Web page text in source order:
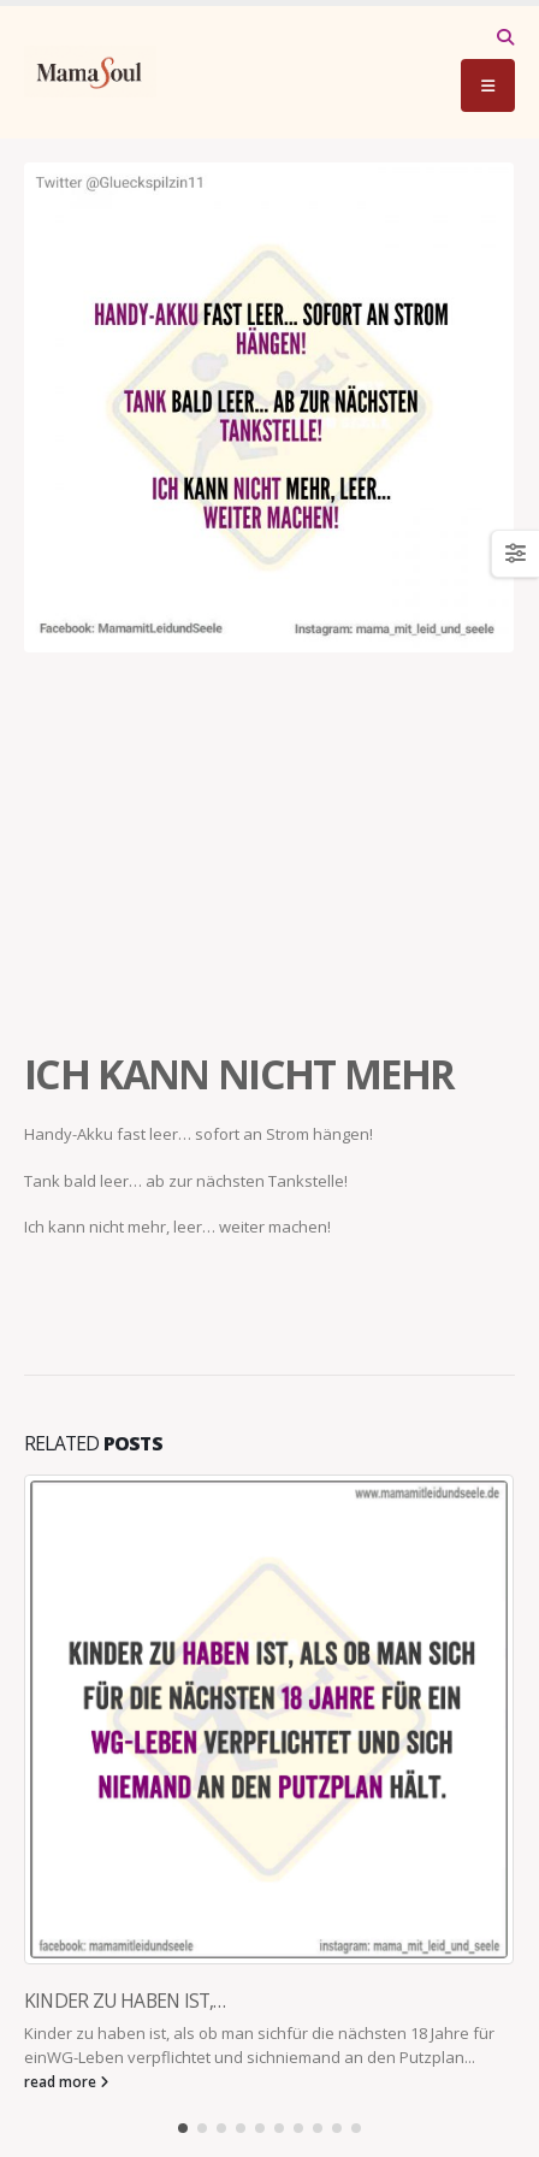
ICH KANN NICHT MEHR
Handy-Akku fast leer… sofort an Strom hängen!
Tank bald leer… ab zur nächsten Tankstelle!
Ich kann nicht mehr, leer… weiter machen!
RELATED POSTS
für
BIS ICH IHM SAGE…
Der 4jährige meckert, weil er sein grünes Superhelden-
möchte. Wie lange soll ich ihn jammern lassen, bis ich ihm